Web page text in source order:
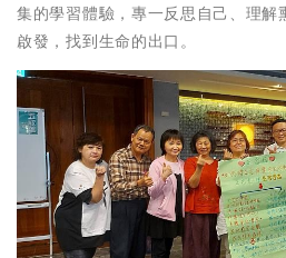
集的學習體驗，專一反思自己、理解
啟發，找到生命的出口。